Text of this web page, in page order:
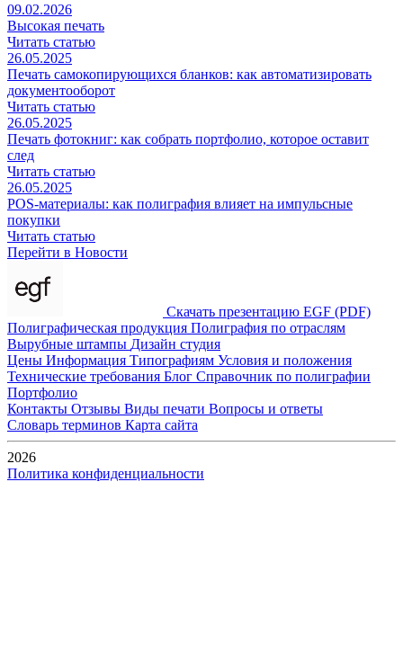
09.02.2026
Высокая печать
Читать статью
26.05.2025
Печать самокопирующихся бланков: как автоматизировать
документооборот
Читать статью
26.05.2025
Печать фотокниг: как собрать портфолио, которое оставит
след
Читать статью
26.05.2025
POS-материалы: как полиграфия влияет на импульсные
покупки
Читать статью
Перейти в Новости
Скачать презентацию EGF (PDF)
Полиграфическая продукция Полиграфия по отраслям
Вырубные штампы Дизайн студия
Цены Информация Типографиям Условия и положения
Технические требования Блог Справочник по полиграфии
Портфолио
Контакты Отзывы Виды печати Вопросы и ответы
Словарь терминов Карта сайта
2026
Политика конфиденциальности